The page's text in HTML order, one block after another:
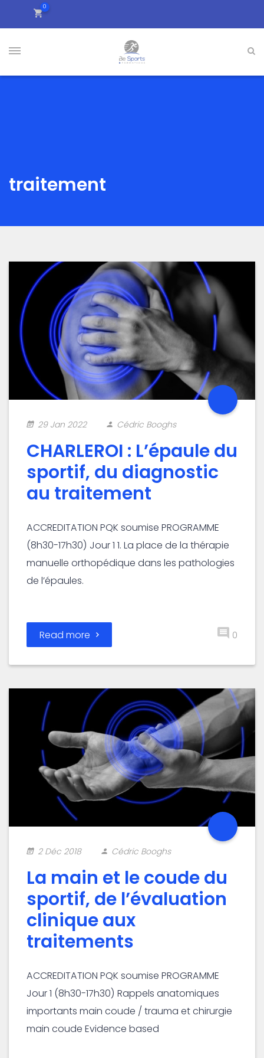
0
traitement
29 Jan 2022 Cédric Booghs
CHARLEROI : L’épaule du
sportif, du diagnostic
au traitement
ACCREDITATION PQK soumise PROGRAMME
(8h30-17h30) Jour 1 1. La place de la thérapie
manuelle orthopédique dans les pathologies
de l’épaules.
Read more 0
2 Déc 2018 Cédric Booghs
La main et le coude du
sportif, de l’évaluation
clinique aux
traitements
ACCREDITATION PQK soumise PROGRAMME
Jour 1 (8h30-17h30) Rappels anatomiques
importants main coude / trauma et chirurgie
main coude Evidence based